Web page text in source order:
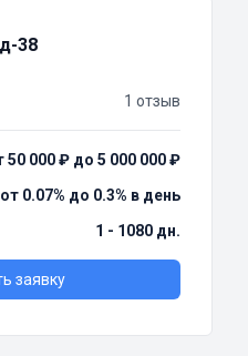
38
1 отзыв
50 000 ₽ до 5 000 000 ₽
от 0.07% до 0.3% в день
1 - 1080 дн.
заявку